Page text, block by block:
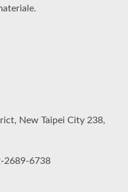
New Taipei City 238,
2689-6738